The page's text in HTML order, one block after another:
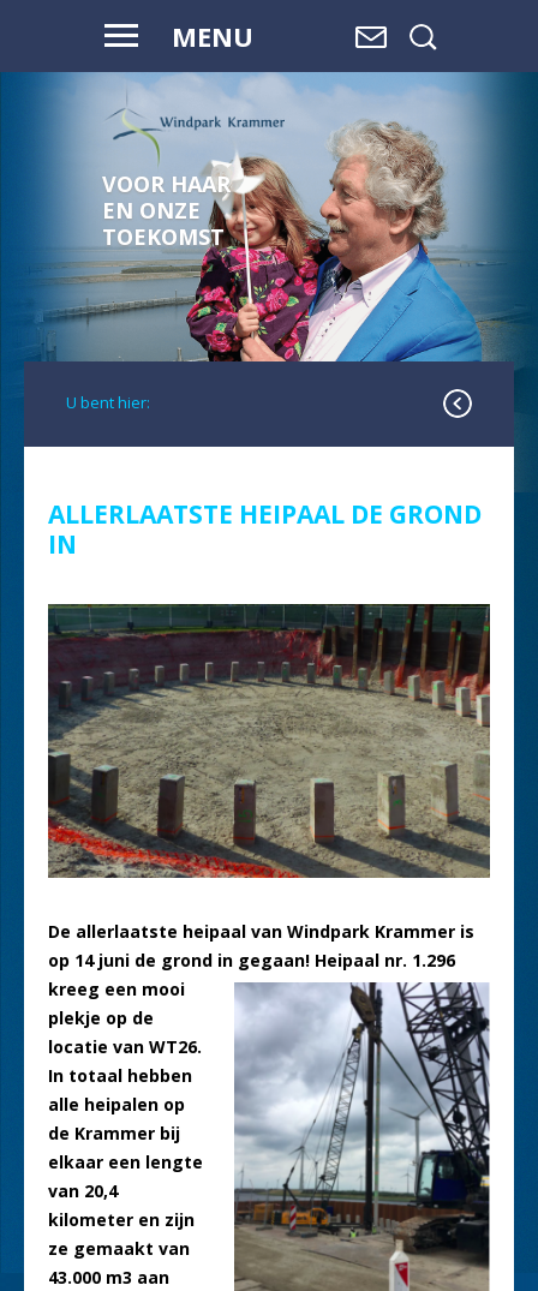
MENU
VOOR HAAR
EN ONZE
TOEKOMST
U bent hier:
ALLERLAATSTE HEIPAAL DE GROND
IN
De allerlaatste heipaal van Windpark Krammer is
op 14 juni de grond in gegaan! Heipaal nr. 1.296
kreeg een mooi
plekje op de
locatie van WT26.
In totaal hebben
alle heipalen op
de Krammer bij
elkaar een lengte
van 20,4
kilometer en zijn
ze gemaakt van
43.000 m3 aan